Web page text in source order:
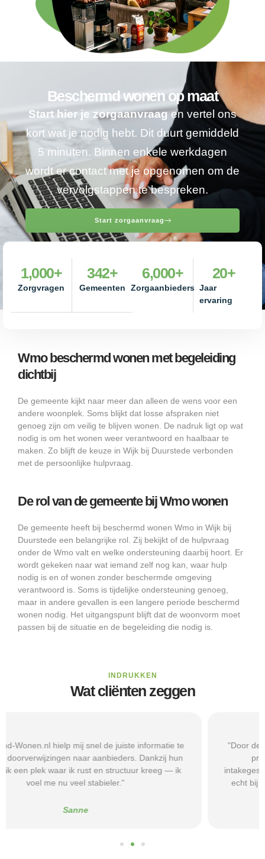
Beschermd wonen op maat
Start hier je zorgaanvraagen vertel ons
kort wat je nodig hebt. Dit duurt gemiddeld
5 minuten. Binnen enkele werkdagen
wordt er contact met je opgenomen om de
vervolgstappen te bespreken.
Start zorgaanvraag
Zorgvragen
1,000+
Gemeenten
342+
Zorgaanbieders
6,000+
Jaar
ervaring
20+
Wmo beschermd wonen met begeleiding
dichtbij
De gemeente kijkt naar meer dan alleen de wens voor een
andere woonplek. Soms blijkt dat losse afspraken niet
genoeg zijn om veilig te blijven wonen. De nadruk ligt op wat
nodig is om het wonen weer verantwoord en haalbaar te
maken. Zo blijft de keuze in Wijk bij Duurstede verbonden
met de persoonlijke hulpvraag.
De rol van de gemeente bij Wmo wonen
De gemeente heeft bij beschermd wonen Wmo in Wijk bij
Duurstede een belangrijke rol. Zij bekijkt of de hulpvraag
onder de Wmo valt en welke ondersteuning daarbij hoort. Er
wordt gekeken naar wat iemand zelf nog kan, waar hulp
nodig is en of wonen zonder beschermde omgeving
verantwoord is. Soms is tijdelijke ondersteuning genoeg,
maar in andere gevallen is een langere periode beschermd
wonen nodig. Het uitgangspunt blijft dat de woonvorm moet
passen bij de situatie en de begeleiding die nodig is.
INDRUKKEN
Wat cliënten zeggen
"Door de duidelijke uitleg op Beschermd-Wonen.nl wist ik
precies welke vragen ik moest stellen tijdens
intakegesprekken. Daardoor kwam ik bij een aanbieder die
echt bij mij past. Mijn zelfstandigheid is flink verbeterd."